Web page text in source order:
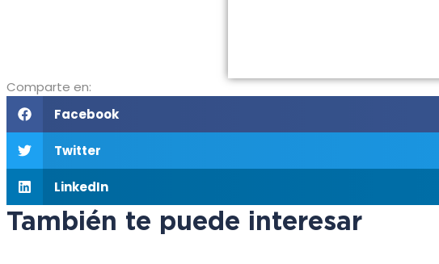
Comparte en:
Facebook
Twitter
LinkedIn
También te puede interesar